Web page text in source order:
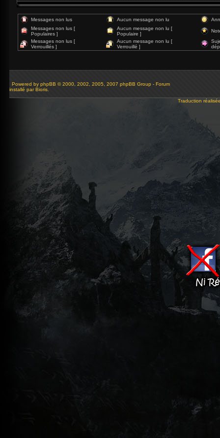
Messages non lus Aucun message non lu
Messages non lus [
Populaires ]
Aucun message non lu [
Populaire ]
Messages non lus [
Verrouillés ]
Aucun message non lu [
Verrouillé ]
Powered by phpBB © 2000, 2002, 2005, 2007 phpBB Group - Forum
installé par Bioris.
Traduction